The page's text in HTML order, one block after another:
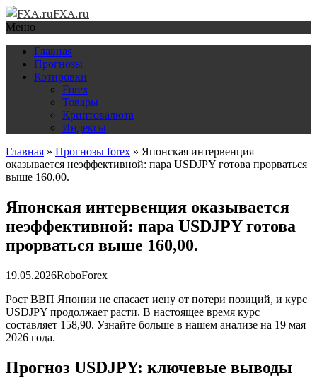
FXA.ru
Меню
Главная
Прогнозы
Котировки
Forex
Товары
Криптовалюта
Индексы
Главная » Прогнозы forex » Японская интервенция
оказывается неэффективной: пара USDJPY готова прорваться
выше 160,00.
Японская интервенция оказывается
неэффективной: пара USDJPY готова
прорваться выше 160,00.
19.05.2026RoboForex
Рост ВВП Японии не спасает иену от потери позиций, и курс
USDJPY продолжает расти. В настоящее время курс
составляет 158,90. Узнайте больше в нашем анализе на 19 мая
2026 года.
Прогноз USDJPY: ключевые выводы